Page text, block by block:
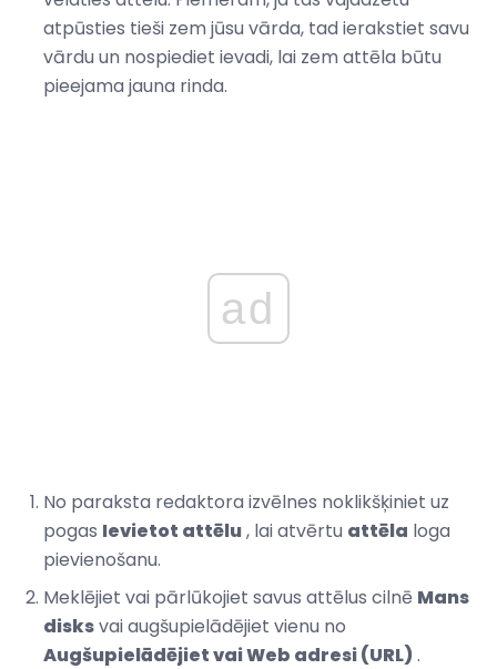
atpūsties tieši zem jūsu vārda, tad ierakstiet savu
vārdu un nospiediet ievadi, lai zem attēla būtu
pieejama jauna rinda.
ad
No paraksta redaktora izvēlnes noklikšķiniet uz
pogas Ievietot attēlu, lai atvērtu attēla loga
pievienošanu.
Meklējiet vai pārlūkojiet savus attēlus cilnē Mans
disksvai augšupielādējiet vienu no
Augšupielādējiet vai Web adresi (URL).